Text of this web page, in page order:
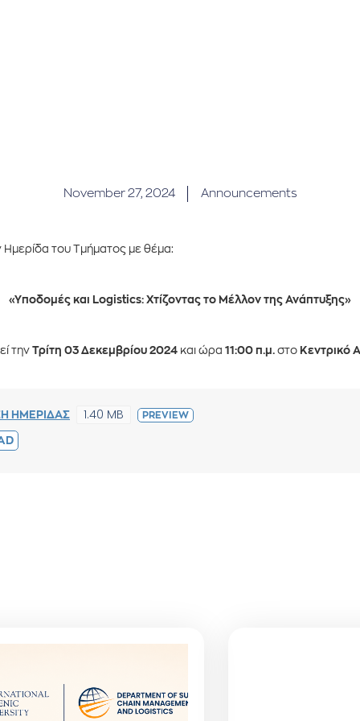
November 27, 2024 Announcements
του Τμήματος με θέμα:
«Υποδομές και Logistics: Χτίζοντας το Μέλλον της Ανάπτυξης»
την Τρίτη 03 Δεκεμβρίου 2024 και ώρα 11:00 π.μ. στο Κεντρικό
ΗΜΕΡΙΔΑΣ 1.40 MB PREVIEW